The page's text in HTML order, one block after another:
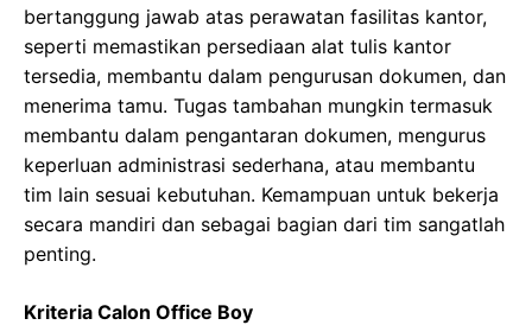
bertanggung jawab atas perawatan fasilitas kantor,
seperti memastikan persediaan alat tulis kantor
tersedia, membantu dalam pengurusan dokumen, dan
menerima tamu. Tugas tambahan mungkin termasuk
membantu dalam pengantaran dokumen, mengurus
keperluan administrasi sederhana, atau membantu
tim lain sesuai kebutuhan. Kemampuan untuk bekerja
secara mandiri dan sebagai bagian dari tim sangatlah
penting.
Kriteria Calon Office Boy